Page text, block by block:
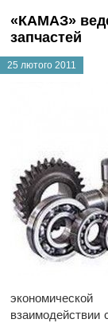
«КАМАЗ»
запчастей
25 лютого 2011
экономической
взаимодействии